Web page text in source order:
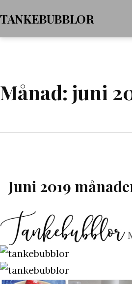
till
innehåll
TANKEBUBBLOR
Månad: juni
Juni 2019